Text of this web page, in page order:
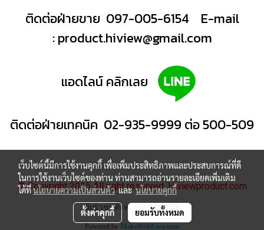
ติดต่อฝ่ายขาย 097-005-6154
E-mail
:product.hiview@gmail.com
แอดไลน์ คลิกเลย
ติดต่อฝ่ายเทคนิค 02-935-9999 ต่อ 500-509
© Copyright 2015 All right reserved. Hiviewproduct.com
ผู้เข้าชมทั้งหมด7,169,528
Powered by MakeWebEasy.com
เว็บไซต์นี้มีการใช้งานคุกกี้ เพื่อเพิ่มประสิทธิภาพและประสบการณ์ที่ดี
ในการใช้งานเว็บไซต์ของท่าน ท่านสามารถอ่านรายละเอียดเพิ่มเติม
ได้ที่นโยบายความเป็นส่วนตัวและนโยบายคุกกี้
ตั้งค่าคุกกี้ ยอมรับทั้งหมด